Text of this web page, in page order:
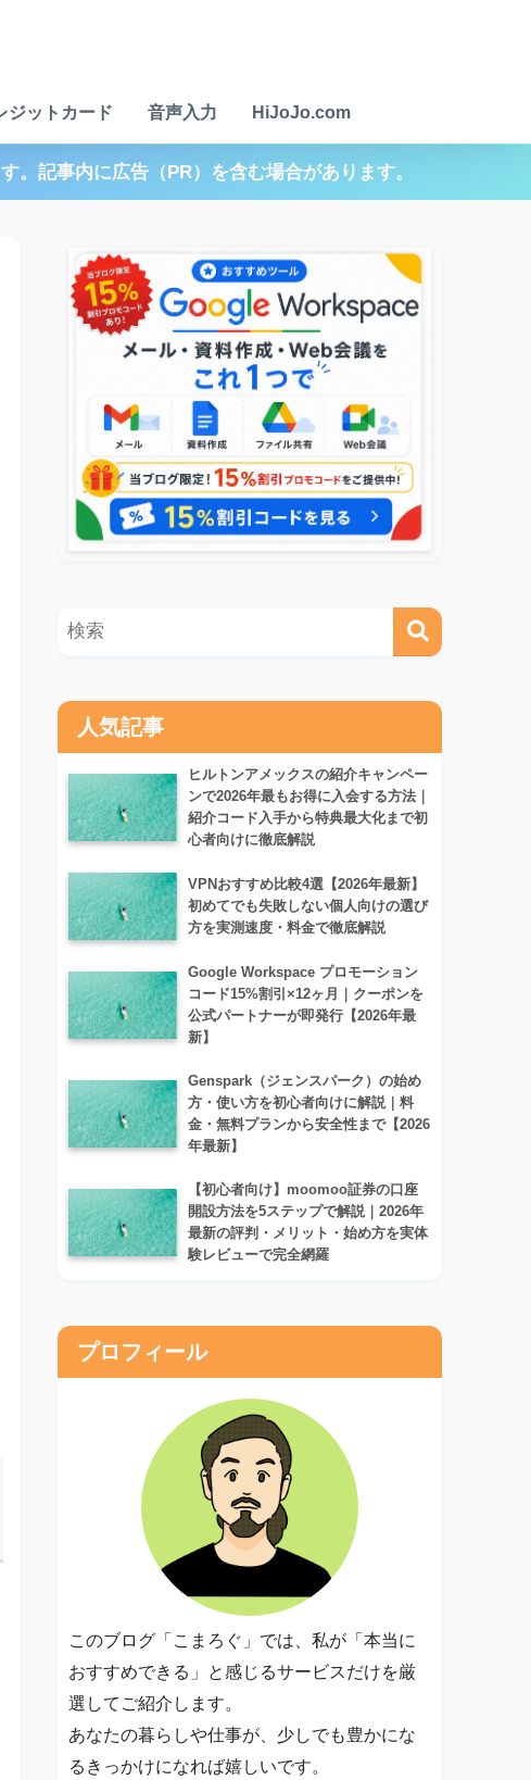
ジットカード 音声入力 HiJoJo.com
記事内に広告（PR）を含む場合があります。
人気記事
ヒルトンアメックスの紹介キャンペー
ンで2026年最もお得に入会する方法｜
紹介コード入手から特典最大化まで初
心者向けに徹底解説
VPNおすすめ比較4選【2026年最新】
初めてでも失敗しない個人向けの選び
方を実測速度・料金で徹底解説
Google Workspace プロモーション
コード15%割引×12ヶ月｜クーポンを
公式パートナーが即発行【2026年最
新】
Genspark（ジェンスパーク）の始め
方・使い方を初心者向けに解説｜料
金・無料プランから安全性まで【2026
年最新】
【初心者向け】moomoo証券の口座
開設方法を5ステップで解説｜2026年
最新の評判・メリット・始め方を実体
験レビューで完全網羅
プロフィール
このブログ「こまろぐ」では、私が「本当に
おすすめできる」と感じるサービスだけを厳
選してご紹介します。
あなたの暮らしや仕事が、少しでも豊かにな
るきっかけになれば嬉しいです。